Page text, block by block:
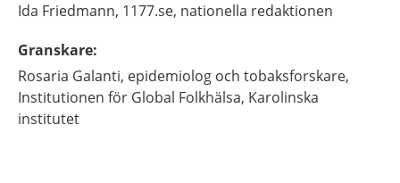
Ida Friedmann, 1177.se, nationella redaktionen
Granskare:
Rosaria Galanti, epidemiolog och tobaksforskare,
Institutionen för Global Folkhälsa, Karolinska
institutet